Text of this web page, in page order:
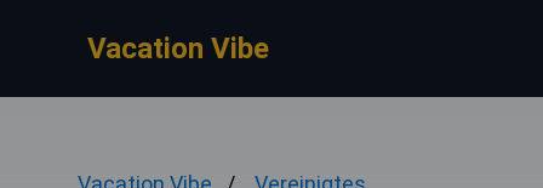
Vacation Vibe